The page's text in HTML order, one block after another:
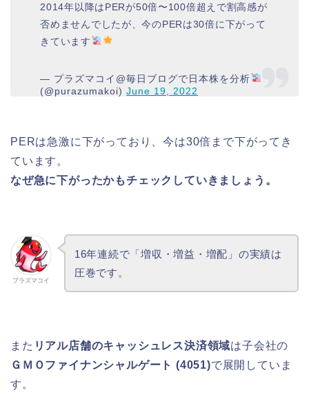
2014年以降はPERが50倍〜100倍超えで割高感が
否めませんでしたが、今のPERは30倍に下がって
きています
— プラズマコイ@毎日ブログで日本株を分析
(@purazumakoi)June 19, 2022
PERは急激に下がっており、今は30倍まで下がってき
ています。
なぜ急に下がったかもチェックしていきましょう。
プラズマコイ
16年連続で「増収・増益・増配」の実績は
圧巻です。
また リアル店舗のキャッシュレス決済領域は子会社の
ＧＭＯファイナンシャルゲート (4051)で展開していま
す。